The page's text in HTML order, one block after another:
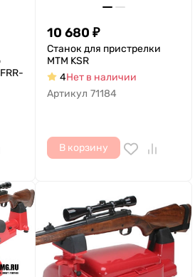
10 680 ₽
Станок для пристрелки
MTM KSR
4Нет в наличии
Артикул 71184
В корзину